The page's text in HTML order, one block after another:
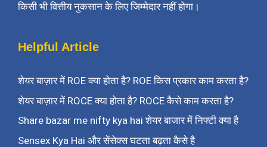
किसी भी वित्तीय नुकसान के लिए जिम्मेदार नहीं होगा।
Helpful Article
शेयर बाज़ार में ROE क्या होता है? ROE किस प्रकार काम करता है?
शेयर बाज़ार में ROCE क्या होता है? ROCE कैसे काम करता है?
Share bazar me nifty kya hai शेयर बाजार में निफ्टी क्या है
Sensex Kya Hai और सेंसेक्स घटता बढ़ता कैसे है